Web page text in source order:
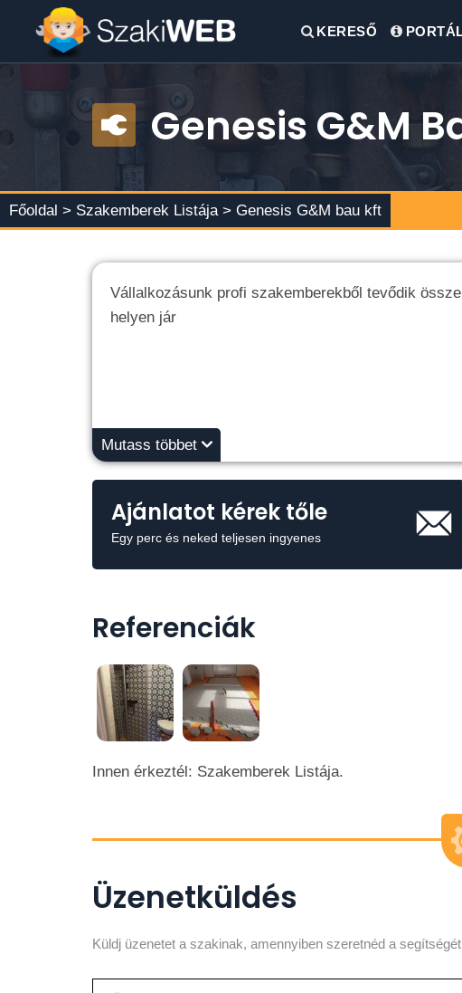
KERESŐ
Genesis G&M
Főoldal > Szakemberek Listája > Genesis G&M bau kft
Vállalkozásunk profi szakemberekből tevődik
helyen jár
Mutass többet
Ajánlatot kérek tőle
Egy perc és neked teljesen ingyenes
Referenciák
Innen érkeztél: Szakemberek Listája.
Üzenetküldés
Küldj üzenetet a szakinak, amennyiben szeretnéd a